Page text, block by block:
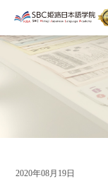
2020年08月19日